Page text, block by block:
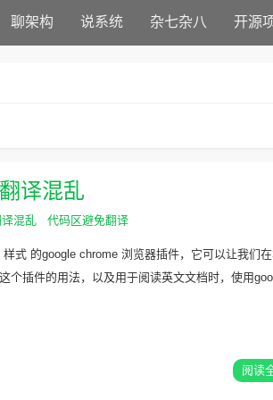
聊架构 说系统 杂七杂八 开源
译混乱
混乱 代码区避免翻译
式 的google chrome 浏览器插件，它可以让我们
个插件的用法，以及用于阅读英文文档时，使用
阅读